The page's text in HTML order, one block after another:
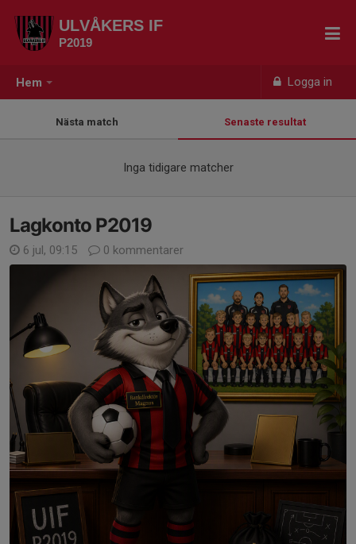
Hem Logga in
ULVÅKERS IF
P2019
Nästa match Senaste resultat
Inga tidigare matcher
Lagkonto P2019
6 jul, 09:15 0 kommentarer